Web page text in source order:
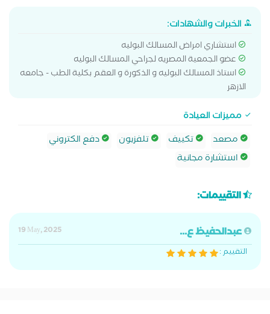
الخبرات والشهادات:
استشاري امراض المسالك البوليه
عضو الجمعية المصريه لجراحي المسالك البوليه
استاذ المسالك البوليه و الذكورة و العقم بكلية الطب - جامعه
الازهر
مميزات العيادة
مصعد
تكييف تلفزيون
دفع الكتروني
استشارة مجانية
التقييمات:
عبدالحفيظ ع...
19 May, 2025
التقييم :